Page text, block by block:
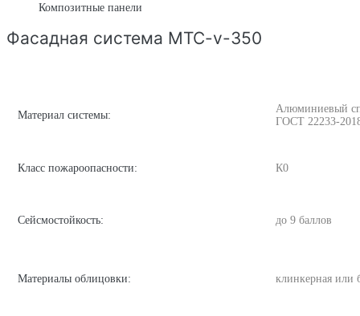
Композитные панели
Фасадная система MTC-v-350
Материал системы:
Алюминиевый
ГОСТ 22233-
Класс пожароопасности: К0
Сейсмостойкость: до 9 баллов
Материалы облицовки: клинкерная или